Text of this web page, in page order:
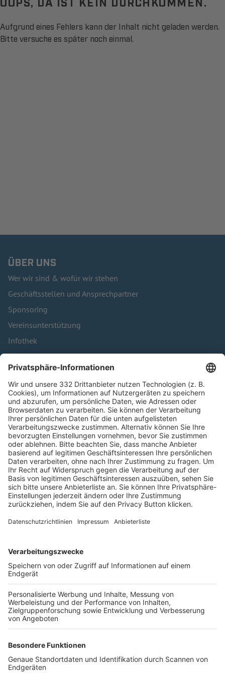
Aufgrund eines Fehlers kann der Inhalt nicht geladen werden.
Bitte versuche es später noch einmal.
ÜBER UNS
Wer wir sind & wofür wir stehen
Geschäftsstellen und Ansprechpartner
Sponsoring
Vereinsunterstützung
Infothek
Kontakt
HÄUFIG BESUCHTE SEITEN
Pässe und Vereinswechsel
Trainerausbildung
Schulungsangebot Vereinsmitarbeiter
BFV-Geschäftsstellen
Trainerbörse
Login SpielPlus
FOLGE DEM BFV
TOP-VEREINE
TOP-PARTNER